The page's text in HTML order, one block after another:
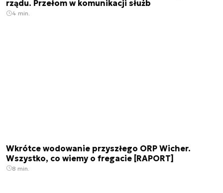
rządu. Przełom w komunikacji służb
4 min.
Wkrótce wodowanie przyszłego ORP Wicher.
Wszystko, co wiemy o fregacie [RAPORT]
8 min.